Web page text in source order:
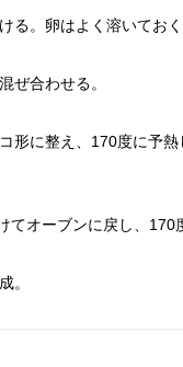
る。卵はよく溶いておく
ぜ合わせる。
形に整え、170度に予
オーブンに戻し、170
。